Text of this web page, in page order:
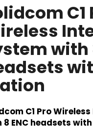
C1
with
C1 Pro
8 ENC headsets